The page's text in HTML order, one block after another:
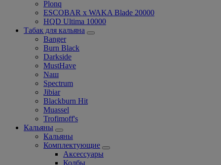
Plonq
ESCOBAR x WAKA Blade 20000
HQD Ultima 10000
Табак для кальяна
Banger
Burn Black
Darkside
MustHave
Nаш
Spectrum
Jibiar
Blackburn Hit
Muassel
Trofimoff's
Кальяны
Кальяны
Комплектующие
Аксессуары
Колбы